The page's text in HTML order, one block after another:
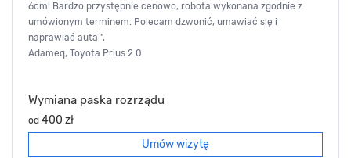
6cm! Bardzo przystępnie cenowo, robota wykonana zgodnie z
umówionym terminem. Polecam dzwonić, umawiać się i
naprawiać auta ",
Adameq, Toyota Prius 2.0
Wymiana paska rozrządu
od 400 zł
Umów wizytę